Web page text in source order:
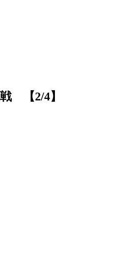
【2/4】